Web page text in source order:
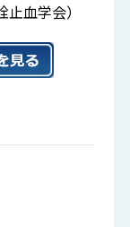
血学会）